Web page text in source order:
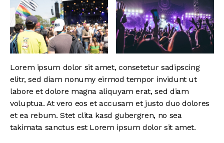
Lorem ipsum dolor sit amet, consetetur sadipscing
elitr, sed diam nonumy eirmod tempor invidunt ut
labore et dolore magna aliquyam erat, sed diam
voluptua. At vero eos et accusam et justo duo dolores
et ea rebum. Stet clita kasd gubergren, no sea
takimata sanctus est Lorem ipsum dolor sit amet.